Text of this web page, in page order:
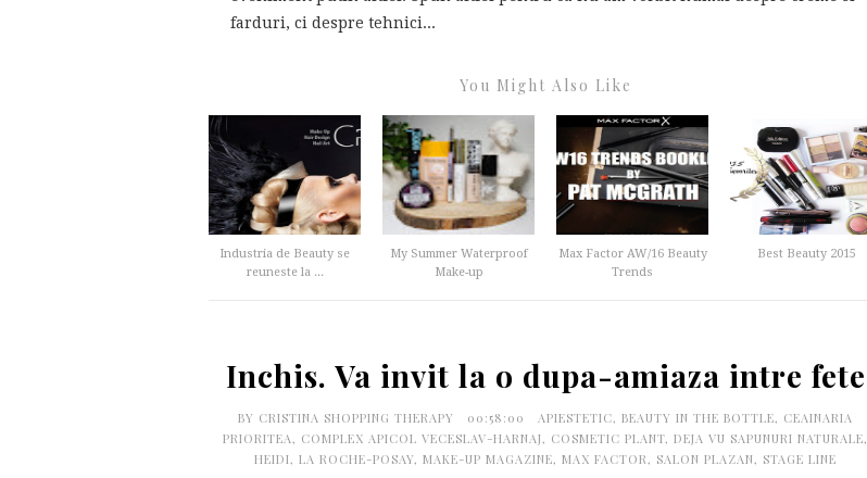
farduri, ci despre tehnici...
You Might Also Like
Industria de Beauty se
reuneste la ...
My Summer Waterproof
Make-up
Max Factor AW/16 Beauty
Trends
Best Beauty 2015
Inchis. Va invit la o dupa-amiaza intre fete
BY CRISTINA SHOPPING THERAPY 00:58:00 APIESTETIC, BEAUTY IN THE BOTTLE, CEAINARIA
PRIORITEA, COMPLEX APICOL VECESLAV-HARNAJ, COSMETIC PLANT, DEJA VU SAPUNURI NATURALE,
HEIDI, LA ROCHE-POSAY, MAKE-UP MAGAZINE, MAX FACTOR, SALON PLAZAN, STAGE LINE